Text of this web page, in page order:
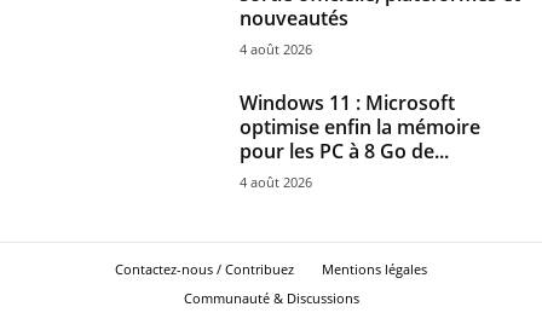
nouveautés
4 août 2026
Windows 11 : Microsoft
optimise enfin la mémoire
pour les PC à 8 Go de...
4 août 2026
Contactez-nous / Contribuez
Mentions légales
Communauté & Discussions